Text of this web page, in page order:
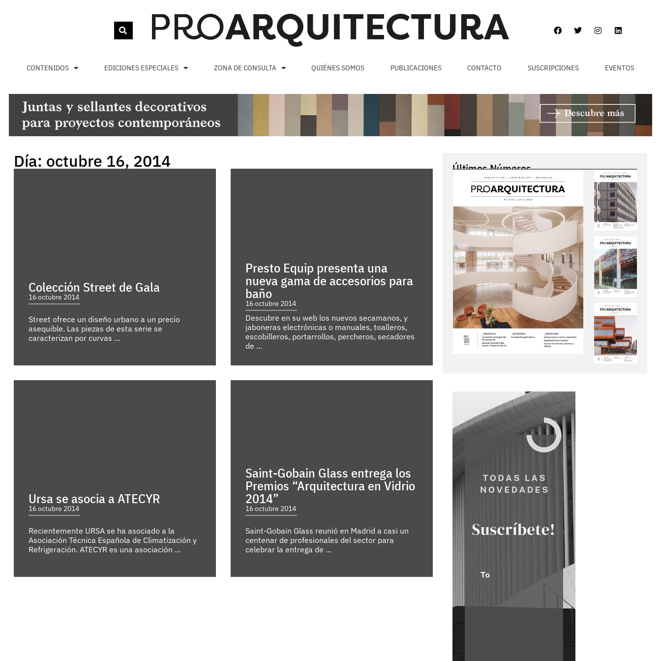
CONTENIDOS EDICIONES ESPECIALES ZONA DE CONSULTA QUIÉNES SOMOS PUBLICACIONES CONTACTO SUSCRIPCIONES EVENTOS
Día: octubre 16, 2014
Colección Street de Gala
16 octubre 2014
Street ofrece un diseño urbano a un precio
asequible. Las piezas de esta serie se
caracterizan por curvas ...
Presto Equip presenta una
nueva gama de accesorios para
baño
16 octubre 2014
Descubre en su web los nuevos secamanos, y
jaboneras electrónicas o manuales, toalleros,
escobilleros, portarrollos, percheros, secadores
de ...
Ursa se asocia a ATECYR
16 octubre 2014
Recientemente URSA se ha asociado a la
Asociación Técnica Española de Climatización y
Refrigeración. ATECYR es una asociación ...
Saint-Gobain Glass entrega los
Premios “Arquitectura en Vidrio
2014”
16 octubre 2014
Saint-Gobain Glass reunió en Madrid a casi un
centenar de profesionales del sector para
celebrar la entrega de ...
Últimos Números